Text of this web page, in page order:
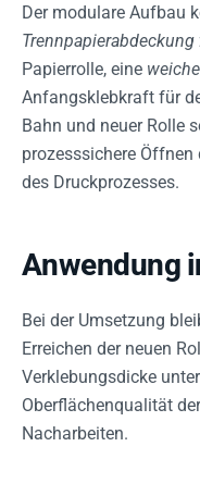
Der modulare Aufbau
Trennpapierabdeckung
Papierrolle, eine
Anfangsklebkraft für
Bahn und neuer Rolle
prozesssichere
des Druckprozesses.
Anwendung
Bei der Umsetzung
Erreichen der neuen
Verklebungsdicke
Oberflächenqualität
Nacharbeiten.